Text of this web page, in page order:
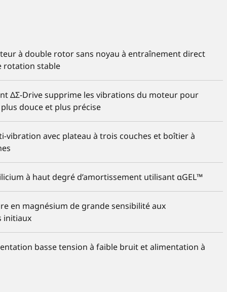
à double rotor sans noyau à entraînement direct
rotation stable
ΔΣ-Drive supprime les vibrations du moteur pour
douce et plus précise
vibration avec plateau à trois couches et boîtier à
à haut degré d’amortissement utilisant αGEL™
en magnésium de grande sensibilité aux
initiaux
basse tension à faible bruit et alimentation à